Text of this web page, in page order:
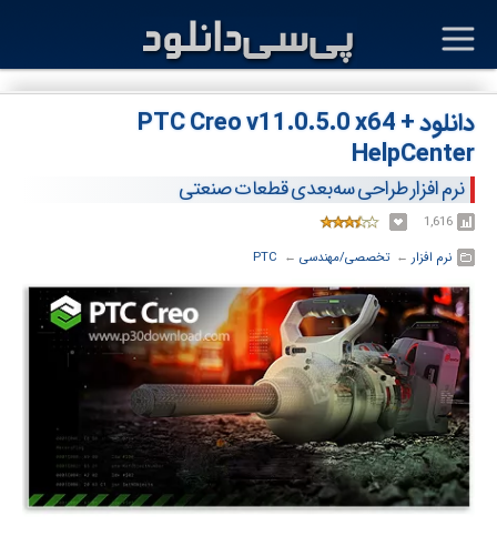
دانلود PTC Creo v11.0.5.0 x64 +
HelpCenter
نرم افزار طراحی سه‌بعدی قطعات صنعتی
1,616
نرم افزار ← ‏تخصصی/مهندسی ← ‏
PTC